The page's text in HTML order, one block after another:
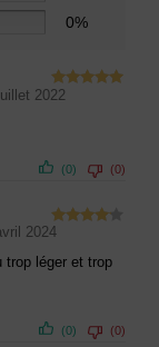
0%
Note
2022
(0) (0)
Note
sur 5
2024
trop léger et trop
(0) (0)